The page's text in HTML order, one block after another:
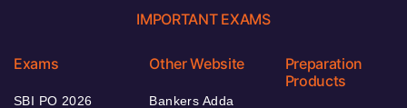
IMPORTANT EXAMS
Exams
SBI PO 2026
Other Website
Bankers Adda
Preparation
Products